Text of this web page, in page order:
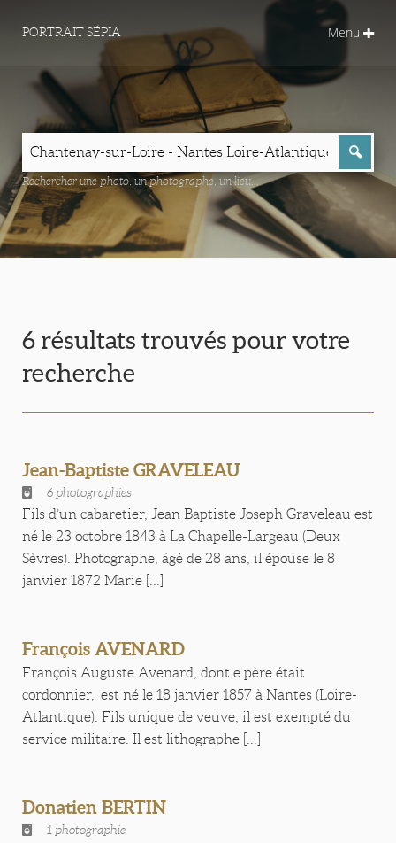
PORTRAIT SÉPIA Menu
Rechercher une photo, un photographe, un lieu...
6 résultats trouvés pour votre
recherche
Jean-Baptiste GRAVELEAU
6 photographies
Fils d’un cabaretier, Jean Baptiste Joseph Graveleau est
né le 23 octobre 1843 à La Chapelle-Largeau (Deux
Sèvres). Photographe, âgé de 28 ans, il épouse le 8
janvier 1872 Marie [...]
François AVENARD
François Auguste Avenard, dont e père était
cordonnier, est né le 18 janvier 1857 à Nantes (Loire-
Atlantique). Fils unique de veuve, il est exempté du
service militaire. Il est lithographe [...]
Donatien BERTIN
1 photographie